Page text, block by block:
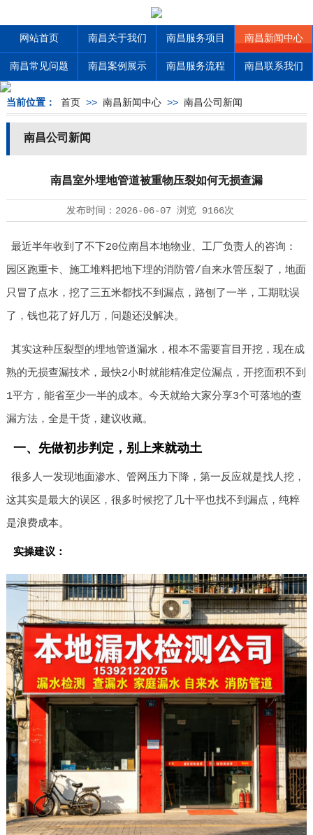
网站首页 南昌关于我们 南昌服务项目 南昌新闻中心
南昌常见问题 南昌案例展示 南昌服务流程 南昌联系我们
当前位置： 首页 >> 南昌新闻中心>> 南昌公司新闻
南昌公司新闻
南昌室外埋地管道被重物压裂如何无损查漏
发布时间： 2026-06-07浏览 9166次
最近半年收到了不下20位南昌本地物业、工厂负责人的咨询：
园区跑重卡、施工堆料把地下埋的消防管/自来水管压裂了，地面
只冒了点水，挖了三五米都找不到漏点，路刨了一半，工期耽误
了，钱也花了好几万，问题还没解决。
其实这种压裂型的埋地管道漏水，根本不需要盲目开挖，现在成
熟的无损查漏技术，最快2小时就能精准定位漏点，开挖面积不到
1平方，能省至少一半的成本。今天就给大家分享3个可落地的查
漏方法，全是干货，建议收藏。
一、先做初步判定，别上来就动土
很多人一发现地面渗水、管网压力下降，第一反应就是找人挖，
这其实是最大的误区，很多时候挖了几十平也找不到漏点，纯粹
是浪费成本。
实操建议：